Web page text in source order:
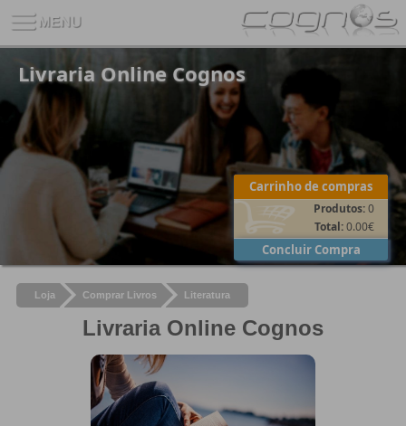
Carrinho de compras
Produtos:0
Total:0.00€
Concluir Compra
Livraria Online Cognos
Loja Comprar Livros Literatura
Livraria Online Cognos